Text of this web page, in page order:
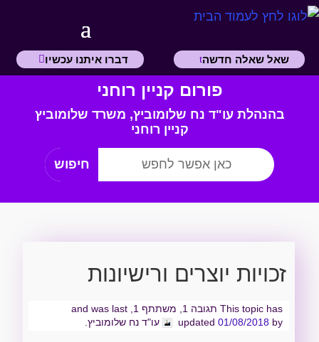
דברו איתנו עכשיו שאל שאלה חדשה
פורום קניין רוחני
בהנהלת עו"ד נח שלומוביץ, משרד שלומוביץ
קניין רוחני
זכויות יוצרים ורישיונות
This topic has תגובה 1, משתתף 1, and was last
updated01/08/2018 by עו"ד נח שלומוביץ.